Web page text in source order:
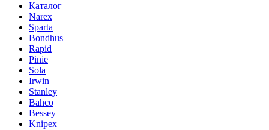
Каталог
Narex
Sparta
Bondhus
Rapid
Pinie
Sola
Irwin
Stanley
Bahco
Bessey
Knipex